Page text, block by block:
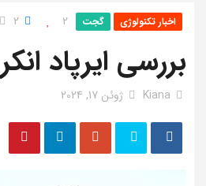
اخبار تکنولوژی گجت 2
2
بررسی ایرپاد انکر R50i
Kiana ژوئن 17, 2024